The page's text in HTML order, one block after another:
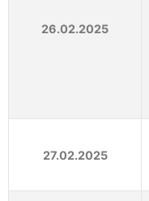
26.02.2025
27.02.2025